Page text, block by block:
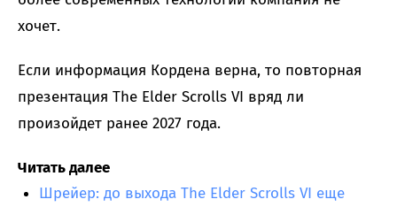
хочет.
Если информация Кордена верна, то повторная
презентация The Elder Scrolls VI вряд ли
произойдет ранее 2027 года.
Читать далее
Шрейер: до выхода The Elder Scrolls VI еще